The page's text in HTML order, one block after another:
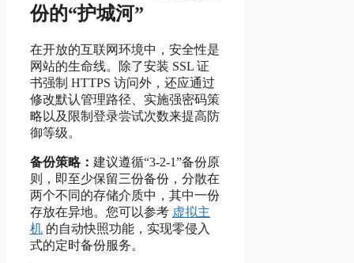
份的“护城河”
在开放的互联网环境中，安全性是
网站的生命线。除了安装 SSL 证
书强制 HTTPS 访问外，还应通过
修改默认管理路径、实施强密码策
略以及限制登录尝试次数来提高防
御等级。
备份策略： 建议遵循“3-2-1”备份原
则，即至少保留三份备份，分散在
两个不同的存储介质中，其中一份
存放在异地。您可以参考 虚拟主
机 的自动快照功能，实现零侵入
式的定时备份服务。